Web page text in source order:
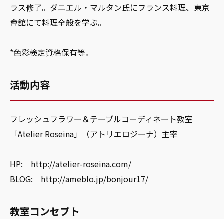
ラス修了。ダニエル・マルタン氏にフランス料理、東京
會舘にて料理全般を学ぶ。
*色彩検定資格保有等。
活動内容
フレッシュフラワー＆テーブルコーディネート教室
「Atelier Roseina」（アトリエロジーナ）主宰
HP: http://atelier-roseina.com/
BLOG: http://ameblo.jp/bonjour17/
教室コンセプト